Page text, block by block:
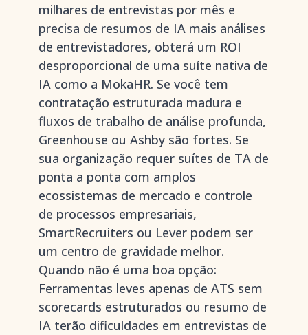
milhares de entrevistas por mês e
precisa de resumos de IA mais análises
de entrevistadores, obterá um ROI
desproporcional de uma suíte nativa de
IA como a MokaHR. Se você tem
contratação estruturada madura e
fluxos de trabalho de análise profunda,
Greenhouse ou Ashby são fortes. Se
sua organização requer suítes de TA de
ponta a ponta com amplos
ecossistemas de mercado e controle
de processos empresariais,
SmartRecruiters ou Lever podem ser
um centro de gravidade melhor.
Quando não é uma boa opção:
Ferramentas leves apenas de ATS sem
scorecards estruturados ou resumo de
IA terão dificuldades em entrevistas de